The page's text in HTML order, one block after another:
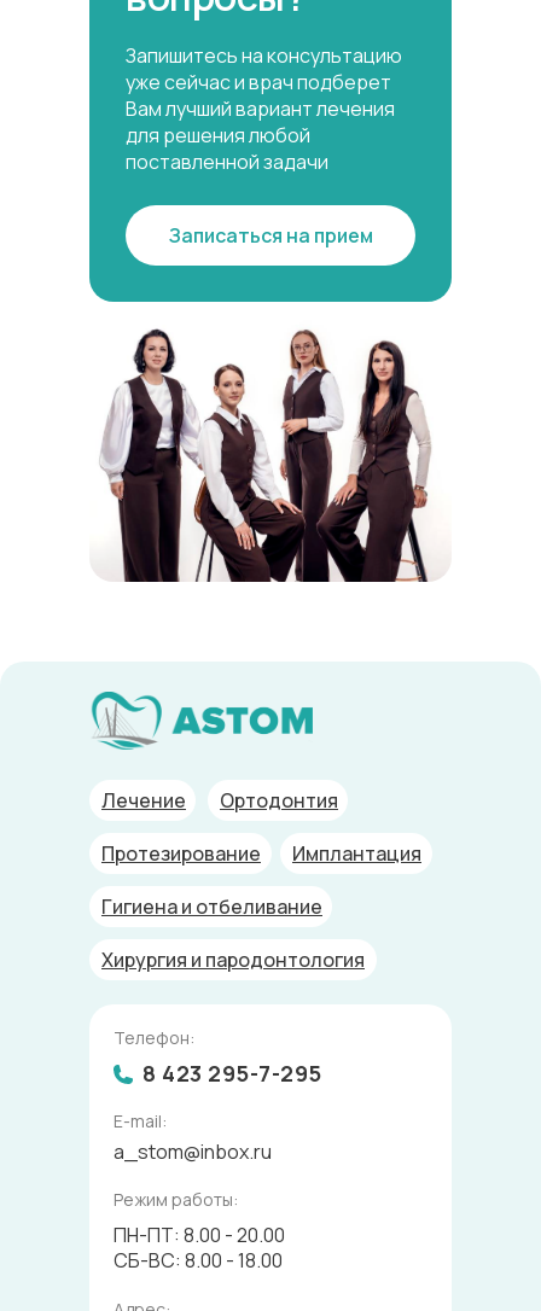
Запишитесь на консультацию
уже сейчас и врач подберет
Вам лучший вариант лечения
для решения любой
поставленной задачи
Записаться на прием
Лечение
Ортодонтия
Имплантация
Гигиена и отбеливание
Протезирование
Хирургия и пародонтология
Телефон:
8 423 295-7-295
E-mail:
a_stom@inbox.ru
Режим работы:
ПН-ПТ: 8.00 - 20.00
СБ-ВС: 8.00 - 18.00